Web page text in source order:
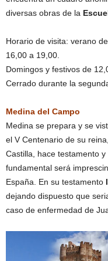
diversas obras de la
Horario de visita: verano
16,00 a 19,00.
Domingos y festivos de
Cerrado durante la
Medina del Campo
Medina se prepara y se
el V Centenario de su
Castilla, hace testamento
fundamental será
España. En su testamento
dejando dispuesto que
caso de enfermedad de